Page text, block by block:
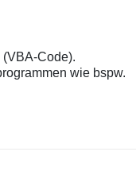
Code).
wie bspw.